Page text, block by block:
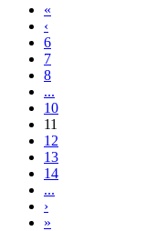
«
‹
6
7
8
...
10
11
12
13
14
...
›
»